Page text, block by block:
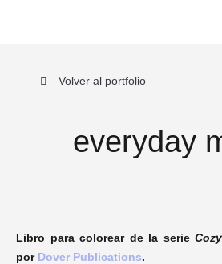
Volver al portfolio
everyday
Libro para colorear de la serie
por Dover Publications.